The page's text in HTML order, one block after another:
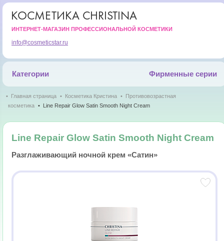
КОСМЕТИКА CHRISTINA
ИНТЕРНЕТ-МАГАЗИН ПРОФЕССИОНАЛЬНОЙ КОСМЕТИКИ
info@cosmeticstar.ru
Категории Фирменные серии
Главная страница Косметика Кристина
Противовозрастная
косметика
Line Repair Glow Satin Smooth Night Cream
Line Repair Glow Satin Smooth Night Cream
Разглаживающий ночной крем «Сатин»